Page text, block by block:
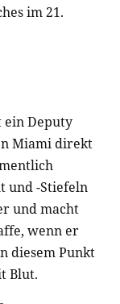
im 21.
ein Deputy
Miami direkt
und -Stiefeln
und macht
wenn er
diesem Punkt
Blut.